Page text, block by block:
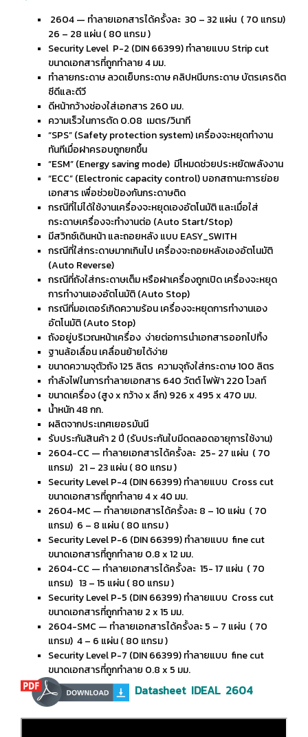
2604 — ทำลายเอกสารได้ครั้งละ 30 – 32 แผ่น ( 70 แกรม)
26 – 28 แผ่น ( 80 แกรม )
Security Level P-2 (DIN 66399) ทำลายแบบ Strip cut
ขนาดเอกสารที่ถูกทำลาย 4 มม.
ทำลายกระดาษ ลวดเย็บกระดาษ คลิปหนีบกระดาษ บัตรเครดิต
ซีดีและดีวี
ดีหน้ากว้างช่องใส่เอกสาร 260 มม.
ความเร็วในการตัด 0.08 เมตร/วินาที
“SPS” (Safety protection system) เครื่องจะหยุดทำงาน
ทันทีเมื่อฝาครอบถูกยกขึ้น
“ESM” (Energy saving mode) มีโหมดช่วยประหยัดพลังงาน
“ECC” (Electronic capacity control) บอกสถานะการย่อย
เอกสาร เพื่อช่วยป้องกันกระดาษติด
กรณีที่ไม่ได้ใช้งานเครื่องจะหยุดเองอัตโนมัติ และเมื่อใส่
กระดาษเครื่องจะทำงานต่อ (Auto Start/Stop)
มีสวิทซ์เดินหน้า และถอยหลัง แบบ EASY_SWITH
กรณีที่ใส่กระดาษมากเกินไป เครื่องจะถอยหลังเองอัตโนมัติ
(Auto Reverse)
กรณีที่ถังใส่กระดาษเต็ม หรือฝาเครื่องถูกเปิด เครื่องจะหยุด
การทำงานเองอัตโนมัติ (Auto Stop)
กรณีที่มอเตอร์เกิดความร้อน เครื่องจะหยุดการทำงานเอง
อัตโนมัติ (Auto Stop)
ถังอยู่บริเวณหน้าเครื่อง ง่ายต่อการนำเอกสารออกไปทิ้ง
ฐานล้อเลื่อน เคลื่อนย้ายได้ง่าย
ขนาดความจุตัวถัง 125 ลิตร ความจุถังใส่กระดาษ 100 ลิตร
กำลังไฟในการทำลายเอกสาร 640 วัตต์ ไฟฟ้า 220 โวลท์
ขนาดเครื่อง (สูง x กว้าง x ลึก) 926 x 495 x 470 มม.
น้ำหนัก 48 กก.
ผลิตจากประเทศเยอรมันนี
รับประกันสินค้า 2 ปี (รับประกันใบมีดตลอดอายุการใช้งาน)
2604-CC — ทำลายเอกสารได้ครั้งละ 25- 27 แผ่น ( 70
แกรม) 21 – 23 แผ่น ( 80 แกรม )
Security Level P-4 (DIN 66399) ทำลายแบบ Cross cut
ขนาดเอกสารที่ถูกทำลาย 4 x 40 มม.
2604-MC — ทำลายเอกสารได้ครั้งละ 8 – 10 แผ่น ( 70
แกรม) 6 – 8 แผ่น ( 80 แกรม )
Security Level P-6 (DIN 66399) ทำลายแบบ fine cut
ขนาดเอกสารที่ถูกทำลาย 0.8 x 12 มม.
2604-CC — ทำลายเอกสารได้ครั้งละ 15- 17 แผ่น ( 70
แกรม) 13 – 15 แผ่น ( 80 แกรม )
Security Level P-5 (DIN 66399) ทำลายแบบ Cross cut
ขนาดเอกสารที่ถูกทำลาย 2 x 15 มม.
2604-SMC — ทำลายเอกสารได้ครั้งละ 5 – 7 แผ่น ( 70
แกรม) 4 – 6 แผ่น ( 80 แกรม )
Security Level P-7 (DIN 66399) ทำลายแบบ fine cut
ขนาดเอกสารที่ถูกทำลาย 0.8 x 5 มม.
Datasheet IDEAL 2604